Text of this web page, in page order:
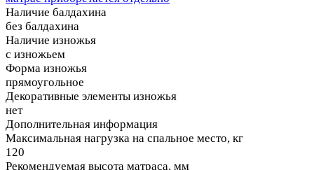
Наличие балдахина
без балдахина
Наличие изножья
с изножьем
Форма изножья
прямоугольное
Декоративные элементы изножья
нет
Дополнительная информация
Максимальная нагрузка на спальное место, кг
120
Рекомендуемая высота матраса, мм